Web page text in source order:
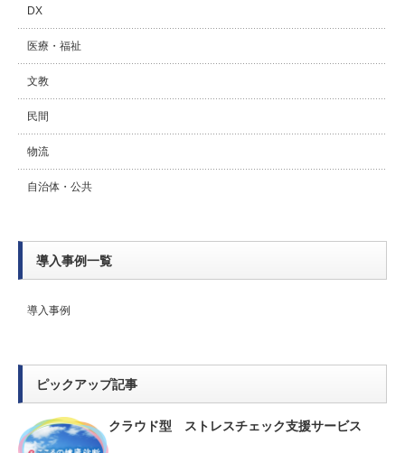
DX
医療・福祉
文教
民間
物流
自治体・公共
導入事例一覧
導入事例
ピックアップ記事
クラウド型 ストレスチェック支援サービス